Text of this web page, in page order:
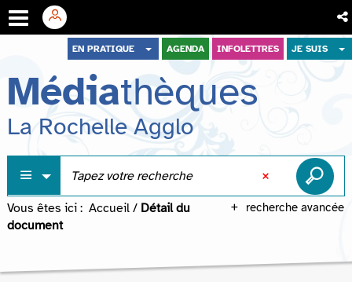
menu
contenu
recherche
EN PRATIQUE AGENDA INFOLETTRES JE SUIS
Médiathèques
La Rochelle Agglo
recherche avancée
Vous êtes ici : Accueil / Détail du
document